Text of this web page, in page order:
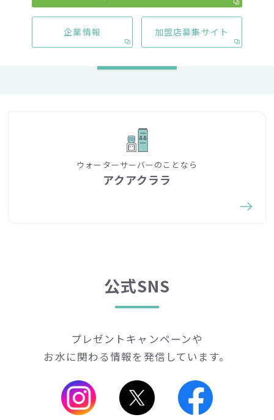
ウォーターサーバーのことなら
アクアクララ
公式SNS
プレゼントキャンペーンや
お水に関わる情報を発信しています。
企業情報 加盟店募集サイト